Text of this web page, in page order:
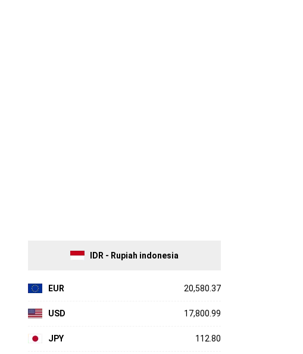
IDR - Rupiah indonesia
EUR 20,580.37
USD 17,800.99
JPY 112.80